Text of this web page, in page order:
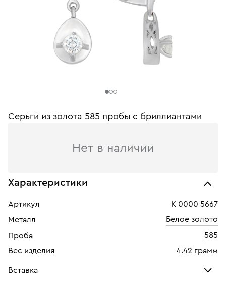
Серьги из золота 585 пробы c бриллиантами
Нет в наличии
Характеристики
Артикул
К 0000 5667
Металл
Белое золото
Проба
585
Вес изделия
4.42 грамм
Вставка